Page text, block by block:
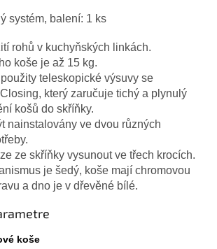
systém, balení: 1 ks
rohů v kuchyňských linkách.
koše je až 15 kg.
teleskopické výsuvy se
který zaručuje tichý a plynulý
košů do skříňky.
nainstalovány ve dvou různých
ze skříňky vysunout ve třech krocích.
je šedý, koše mají chromovou
a dno je v dřevěné bílé.
koše